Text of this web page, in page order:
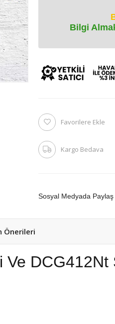
Bilgi
Favorilere Ekle
Kargo Bedava
Sosyal Medyada Paylaş
Önerileri
Ve